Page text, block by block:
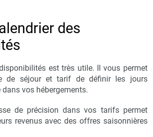
des
est très utile. Il vous permet
de séjour et tarif de définir les jours
dans vos hébergements.
de précision dans vos tarifs permet
revenus avec des offres saisonnières